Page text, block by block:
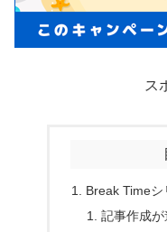
ス
Break Timeシ
記事作成